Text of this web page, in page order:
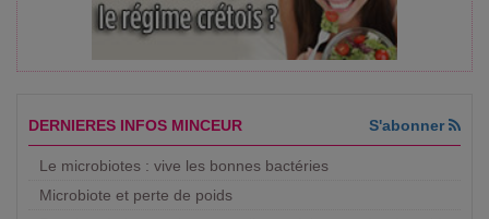
DERNIERES INFOS MINCEUR S'abonner
Le microbiotes : vive les bonnes bactéries
Microbiote et perte de poids